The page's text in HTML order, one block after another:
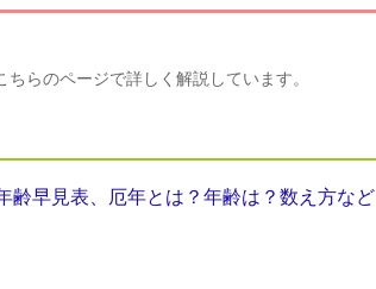
らのページで詳しく解説しています。
齢早見表、厄年とは？年齢は？数え方など